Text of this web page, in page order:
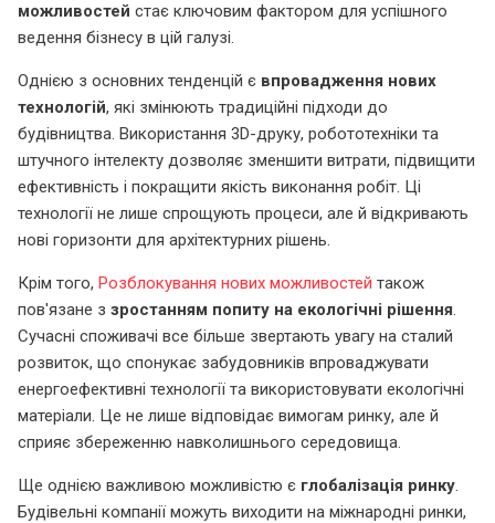
можливостей стає ключовим фактором для успішного
ведення бізнесу в цій галузі.
Однією з основних тенденцій є впровадження нових
технологій, які змінюють традиційні підходи до
будівництва. Використання 3D-друку, робототехніки та
штучного інтелекту дозволяє зменшити витрати, підвищити
ефективність і покращити якість виконання робіт. Ці
технології не лише спрощують процеси, але й відкривають
нові горизонти для архітектурних рішень.
Крім того, Розблокування нових можливостей також
пов'язане з зростанням попиту на екологічні рішення.
Сучасні споживачі все більше звертають увагу на сталий
розвиток, що спонукає забудовників впроваджувати
енергоефективні технології та використовувати екологічні
матеріали. Це не лише відповідає вимогам ринку, але й
сприяє збереженню навколишнього середовища.
Ще однією важливою можливістю є глобалізація ринку.
Будівельні компанії можуть виходити на міжнародні ринки,